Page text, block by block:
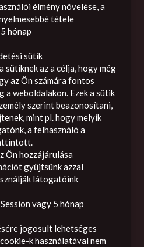
élmény növelése, a
tétele
hónap
sütik
sütiknek az a célja, hogy még
az Ön számára fontos
a weboldalakon. Ezek a sütik
szerint beazonosítani,
mint pl. hogy melyik
a felhasználó a
Ön hozzájárulása
gyűjtsünk azzal
látogatóink
vagy 5 hónap
jogosult lehetséges
k használatával nem